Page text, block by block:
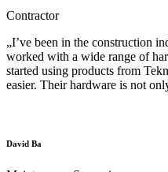
Contractor
„I’ve been in the construction
worked with a wide range of
started using products from
easier. Their hardware is not
David Ba